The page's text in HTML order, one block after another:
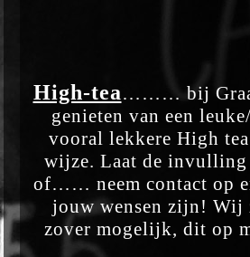
High-tea……… bij
genieten van een
vooral lekkere High tea
wijze. Laat de invulling
of…… neem contact op
jouw wensen zijn! Wij
zover mogelijk, dit op